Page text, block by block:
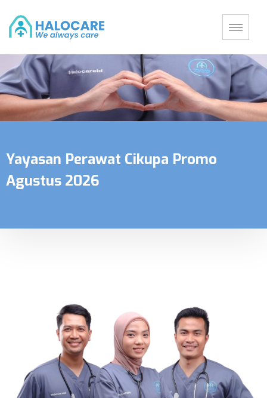
Yayasan Perawat Cikupa Promo
Agustus 2026